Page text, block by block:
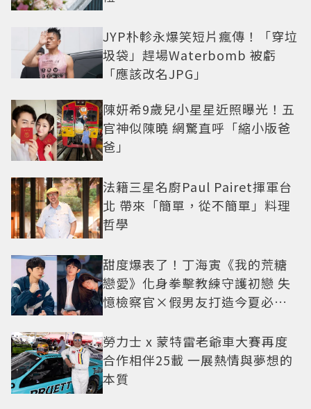
JYP朴軫永爆笑短片瘋傳！「穿垃
圾袋」趕場Waterbomb 被虧
「應該改名JPG」
陳妍希9歲兒小星星近照曝光！五
官神似陳曉 網驚直呼「縮小版爸
爸」
法籍三星名廚Paul Pairet揮軍台
北 帶來「簡單，從不簡單」料理
哲學
甜度爆表了！丁海寅《我的荒糖
戀愛》化身拳擊教練守護初戀 失
憶檢察官×假男友打造今夏必看
勞力士 x 蒙特雷老爺車大賽再度
合作相伴25載 一展熱情與夢想的
本質